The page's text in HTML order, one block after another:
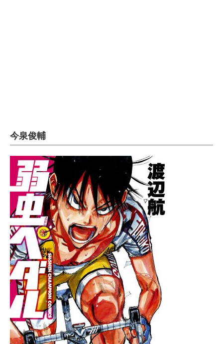
電子設計の基本と応用
エネルギーの専門メディア
建設×テクノロジーの最前線
ちょっと気になるネットの話題
今泉俊輔